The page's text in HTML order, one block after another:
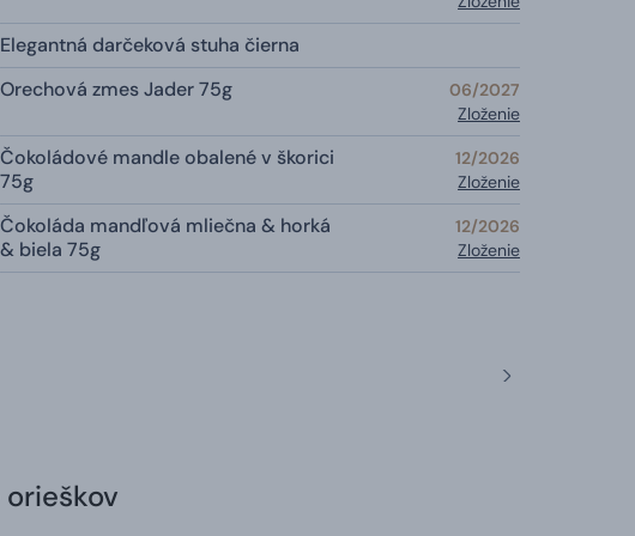
Elegantná darčeková stuha čierna
Orechová zmes Jader 75g
06/2027
Zloženie
Čokoládové mandle obalené v škorici
75g
12/2026
Zloženie
Čokoláda mandľová mliečna & horká
& biela 75g
12/2026
Zloženie